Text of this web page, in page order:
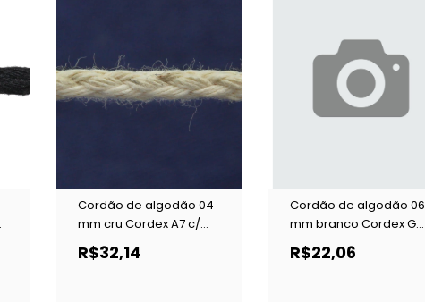
Cordão de algodão 04
mm cru Cordex A7 c/
100 m
R$32,14
Cordão de algodão 06
mm branco Cordex GM
c/ 20 m
R$22,06